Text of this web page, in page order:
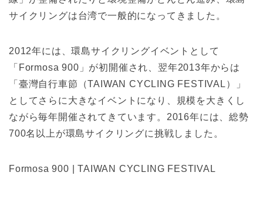
サイクリングは台湾で一般的になってきました。
2012年には、環島サイクリングイベントとして
「Formosa 900」が初開催され、翌年2013年からは
「臺灣自行車節（TAIWAN CYCLING FESTIVAL）」
としてさらに大きなイベントになり、規模を大きくし
ながら毎年開催されてきています。2016年には、総勢
700名以上が環島サイクリングに挑戦しました。
Formosa 900 | TAIWAN CYCLING FESTIVAL